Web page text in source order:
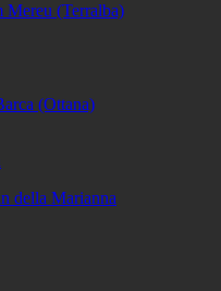
Mereu (Terralba)
(Ottana)
della Marianna